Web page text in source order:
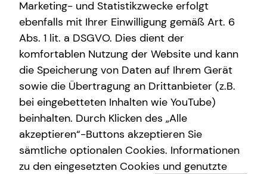
Alexander Gäde
Alexander Gäde kennenlernen in
Münster
Marketing- und Statistikzwecke erfolgt
ebenfalls mit Ihrer Einwilligung gemäß Art. 6
Abs. 1 lit. a DSGVO. Dies dient der
komfortablen Nutzung der Website und kann
die Speicherung von Daten auf Ihrem Gerät
sowie die Übertragung an Drittanbieter (z.B.
bei eingebetteten Inhalten wie YouTube)
beinhalten. Durch Klicken des „Alle
akzeptieren“-Buttons akzeptieren Sie
sämtliche optionalen Cookies. Informationen
zu den eingesetzten Cookies und genutzte